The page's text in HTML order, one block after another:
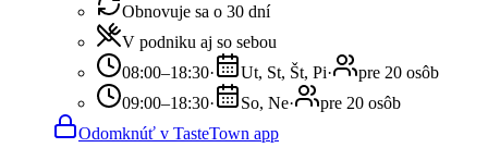
Obnovuje sa o 30 dní
V podniku aj so sebou
08:00–18:30· Ut, St, Št, Pi·
pre 20 osôb
09:00–18:30· So, Ne·
pre 20 osôb
Odomknúť v TasteTown app